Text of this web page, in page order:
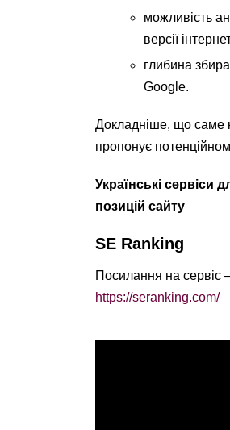
можливість
версії
глибина
Google.
Докладніше, що саме
пропонує
Українські сервіси
позицій сайту
SE Ranking
Посилання на сервіс
https://seranking.com/